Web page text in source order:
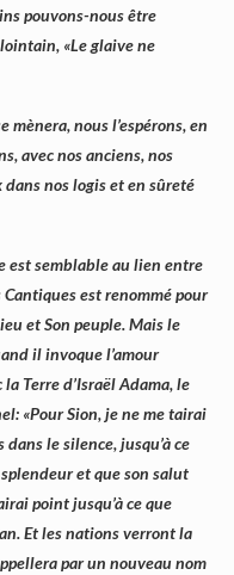
pouvons-nous être
«Le glaive ne
mènera, nous l’espérons, en
avec nos anciens, nos
nos logis et en sûreté
est semblable au lien entre
est renommé pour
et Son peuple. Mais le
il invoque l’amour
Terre d’Israël Adama, le
«Pour Sion, je ne me tairai
le silence, jusqu’à ce
et que son salut
point jusqu’à ce que
Et les nations verront la
par un nouveau nom